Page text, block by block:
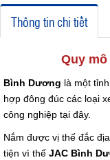
Thông tin chi tiết
Quy
Bình Dương là một
hợp đông đúc các loại
công nghiệp tại đây.
Nắm được vị thế đắc
tiện vì thế JAC Bình